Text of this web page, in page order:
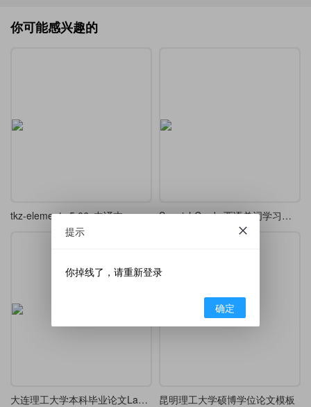
你可能感兴趣的
tkz-elements 5.06c中译本 SpanishCards 西语单词学习笔记
大连理工大学本科毕业论文LaTeX模板 昆明理工大学硕博学位论文模板
提示
你掉线了，请重新登录
确定